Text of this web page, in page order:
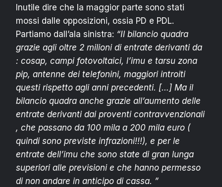
Inutile dire che la maggior parte sono stati
mossi dalle opposizioni, ossia PD e PDL.
Partiamo dall’ala sinistra: “Il bilancio quadra
grazie agli oltre 2 milioni di entrate derivanti da
: cosap, campi fotovoltaici, l’imu e tarsu zona
pip, antenne dei telefonini, maggiori introiti
questi rispetto agli anni precedenti. […] Ma il
bilancio quadra anche grazie all’aumento delle
entrate derivanti dai proventi contravvenzionali
, che passano da 100 mila a 200 mila euro (
quindi sono previste infrazioni!!!), e per le
entrate dell’imu che sono state di gran lunga
superiori alle previsioni e che hanno permesso
di non andare in anticipo di cassa. ”